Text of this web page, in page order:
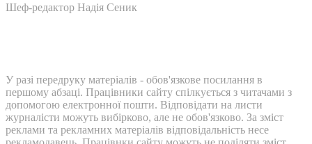
Шеф-редактор Надія Сеник
У разі передруку матеріалів - обов'язкове посилання в
першому абзаці. Працівники сайту спілкується з читачами з
допомогою електронної пошти. Відповідати на листи
журналісти можуть вибірково, але не обов'язково. За зміст
реклами та рекламних матеріалів відповідальність несе